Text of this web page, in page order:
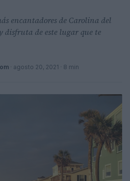
encantadores de Carolina del
disfruta de este lugar que te
· agosto 20, 2021 · 8 min